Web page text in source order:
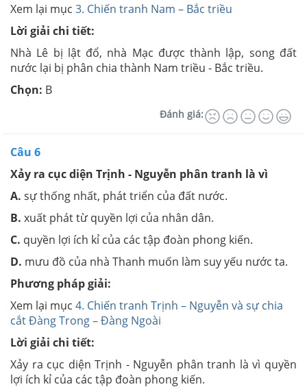
Xem lại mục 3. Chiến tranh Nam – Bắc triều
Lời giải chi tiết:
Nhà Lê bị lật đổ, nhà Mạc được thành lập, song đất
nước lại bị phân chia thành Nam triều - Bắc triều.
Chọn: B
Đánh giá:
Câu 6
Xảy ra cục diện Trịnh - Nguyễn phân tranh là vì
A. sự thống nhất, phát triển của đất nước.
B. xuất phát từ quyền lợi của nhân dân.
C. quyền lợi ích kỉ của các tập đoàn phong kiến.
D. mưu đồ của nhà Thanh muốn làm suy yếu nước ta.
Phương pháp giải:
Xem lại mục 4. Chiến tranh Trịnh – Nguyễn và sự chia
cắt Đàng Trong – Đàng Ngoài
Lời giải chi tiết:
Xảy ra cục diện Trịnh - Nguyễn phân tranh là vì quyền
lợi ích kỉ của các tập đoàn phong kiến.